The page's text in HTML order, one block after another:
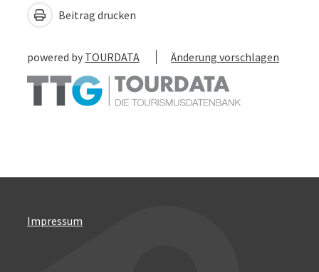
Beitrag drucken
powered by TOURDATA Änderung vorschlagen
Impressum